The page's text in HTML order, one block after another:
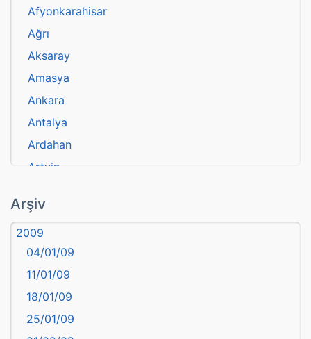
Afyonkarahisar
Ağrı
Aksaray
Amasya
Ankara
Antalya
Ardahan
Artvin
Aydın
Balıkesir
Bartın
başkentler
Batman
Bayburt
Arşiv
2009
04/01/09
11/01/09
18/01/09
25/01/09